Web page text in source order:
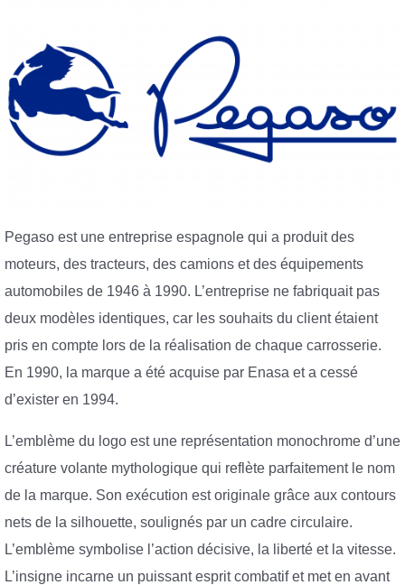
Pegaso est une entreprise espagnole qui a produit des
moteurs, des tracteurs, des camions et des équipements
automobiles de 1946 à 1990. L’entreprise ne fabriquait pas
deux modèles identiques, car les souhaits du client étaient
pris en compte lors de la réalisation de chaque carrosserie.
En 1990, la marque a été acquise par Enasa et a cessé
d’exister en 1994.
L’emblème du logo est une représentation monochrome d’une
créature volante mythologique qui reflète parfaitement le nom
de la marque. Son exécution est originale grâce aux contours
nets de la silhouette, soulignés par un cadre circulaire.
L’emblème symbolise l’action décisive, la liberté et la vitesse.
L’insigne incarne un puissant esprit combatif et met en avant